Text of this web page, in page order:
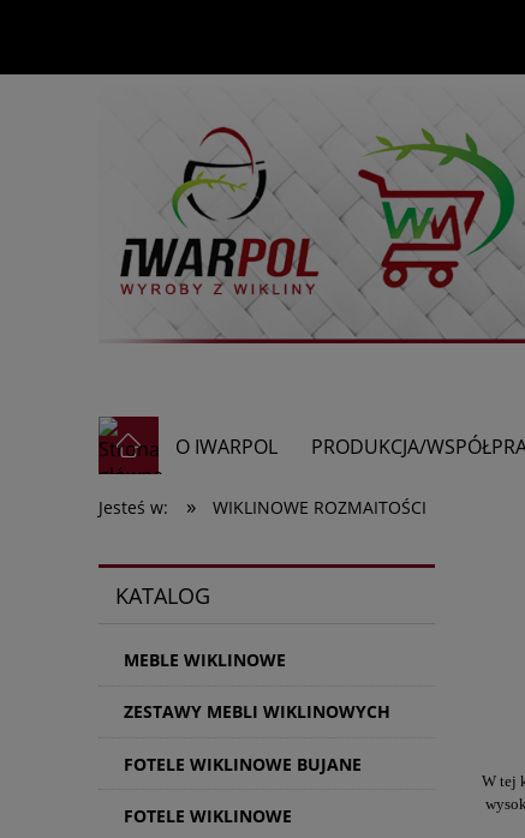
O IWARPOL PRODUKCJA/
Jesteś w: » WIKLINOWE ROZMAITOŚCI
KATALOG
MEBLE WIKLINOWE
ZESTAWY MEBLI WIKLINOWYCH
FOTELE WIKLINOWE BUJANE
FOTELE WIKLINOWE
W tej